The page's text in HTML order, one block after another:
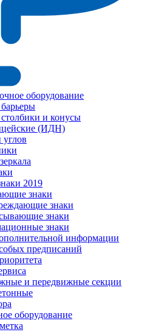
оборудование
и конусы
(ИДН)
углов
2019
знаки
знаки
знаки
знаки
информации
предписаний
и передвижные секции
оборудование